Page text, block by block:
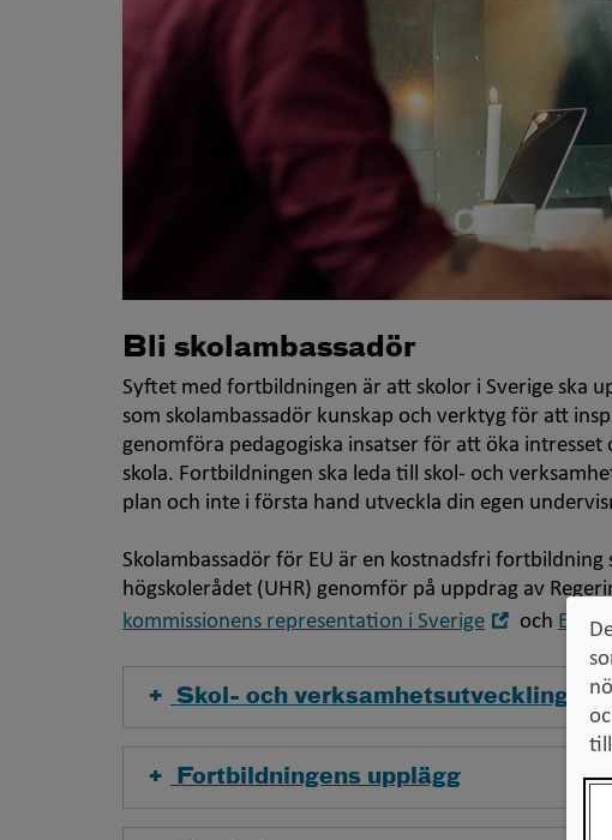
Bli skolambassadör
Syftet med fortbildningen är att skolor i Sverige ska
som skolambassadör kunskap och verktyg för att
genomföra pedagogiska insatser för att öka
skola. Fortbildningen ska leda till skol- och
plan och inte i första hand utveckla din egen
Skolambassadör för EU är en kostnadsfri fortbildning
högskolerådet (UHR) genomför på uppdrag av
kommissionens representation i Sverige
Öppna
nytt
fönster
och
Skol- och verksamhetsutveckling
Fortbildningens upplägg